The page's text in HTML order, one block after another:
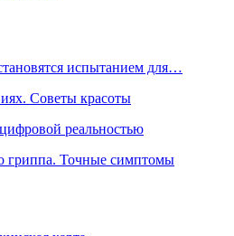
испытанием для…
Советы красоты
реальностью
гриппа. Точные симптомы